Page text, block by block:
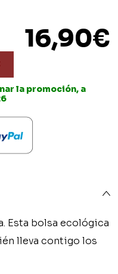
16,90€
la promoción, a
Esta bolsa ecológica
lleva contigo los